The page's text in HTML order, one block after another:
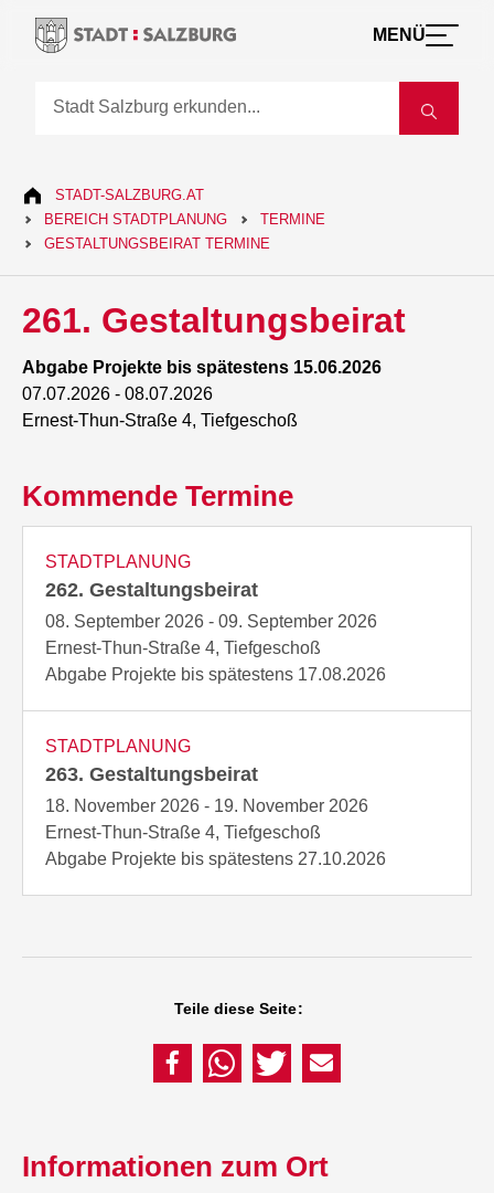
MENÜ
STADT-SALZBURG.AT
BEREICH STADTPLANUNG
TERMINE
GESTALTUNGSBEIRAT TERMINE
261. Gestaltungsbeirat
Abgabe Projekte bis spätestens 15.06.2026
07.07.2026 -08.07.2026
Ernest-Thun-Straße 4, Tiefgeschoß
Kommende Termine
STADTPLANUNG
262. Gestaltungsbeirat
08. September 2026 - 09. September 2026
Ernest-Thun-Straße 4, Tiefgeschoß
Abgabe Projekte bis spätestens 17.08.2026
STADTPLANUNG
263. Gestaltungsbeirat
18. November 2026 - 19. November 2026
Ernest-Thun-Straße 4, Tiefgeschoß
Abgabe Projekte bis spätestens 27.10.2026
Teile diese Seite:
Informationen zum Ort